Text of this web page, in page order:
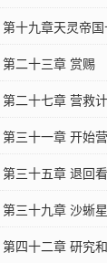
第十九章天灵帝
第二十三章 赏赐
第二十七章 营救
第三十一章 开始营
第三十五章 退回
第三十九章 沙蜥
第四十二章 研究